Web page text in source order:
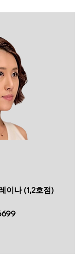
이나 (1,2호점)